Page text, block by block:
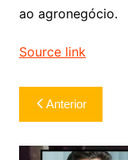
ao agronegócio.
Source link
Navegação
de
Post
Anterior